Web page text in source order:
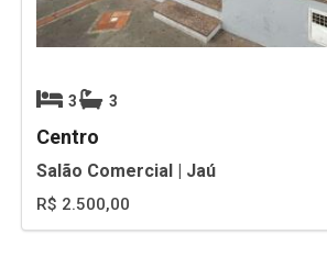
3 3
Centro
Salão Comercial | Jaú
R$ 2.500,00